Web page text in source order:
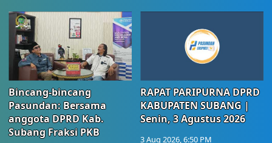
Bincang-bincang
Pasundan: Bersama
anggota DPRD Kab.
Subang Fraksi PKB
RAPAT PARIPURNA DPRD
KABUPATEN SUBANG |
Senin, 3 Agustus 2026
3 Aug 2026, 6:50 PM